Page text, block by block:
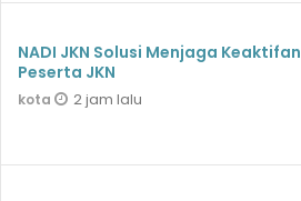
NADI JKN Solusi Menjaga Keaktifan
Peserta JKN
kota 2 jam lalu